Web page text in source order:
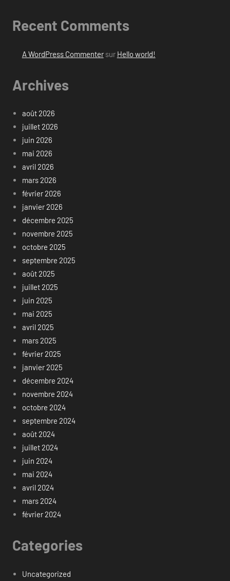
Recent Comments
A WordPress Commentersur Hello world!
Archives
août 2026
juillet 2026
juin 2026
mai 2026
avril 2026
mars 2026
février 2026
janvier 2026
décembre 2025
novembre 2025
octobre 2025
septembre 2025
août 2025
juillet 2025
juin 2025
mai 2025
avril 2025
mars 2025
février 2025
janvier 2025
décembre 2024
novembre 2024
octobre 2024
septembre 2024
août 2024
juillet 2024
juin 2024
mai 2024
avril 2024
mars 2024
février 2024
Categories
Uncategorized